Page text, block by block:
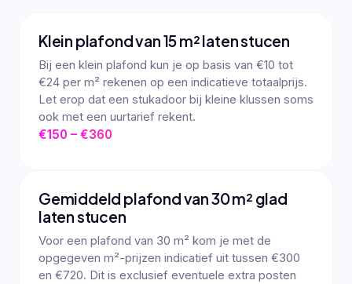
Klein plafond van 15 m² laten stucen
Bij een klein plafond kun je op basis van €10 tot
€24 per m² rekenen op een indicatieve totaalprijs.
Let erop dat een stukadoor bij kleine klussen soms
ook met een uurtarief rekent.
€150 – €360
Gemiddeld plafond van 30 m² glad
laten stucen
Voor een plafond van 30 m² kom je met de
opgegeven m²-prijzen indicatief uit tussen €300
en €720. Dit is exclusief eventuele extra posten